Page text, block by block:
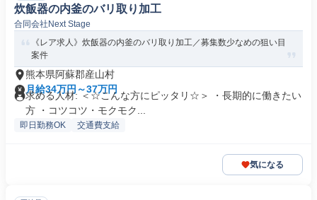
炊飯器の内釜のバリ取り加工
合同会社Next Stage
《レア求人》炊飯器の内釜のバリ取り加工／募集数少なめの狙い目
案件
熊本県阿蘇郡産山村
月給34万円～37万円
求める人材: ＜☆こんな方にピッタリ☆＞ ・長期的に働きたい
方 ・コツコツ・モクモク...
即日勤務OK 交通費支給
気になる